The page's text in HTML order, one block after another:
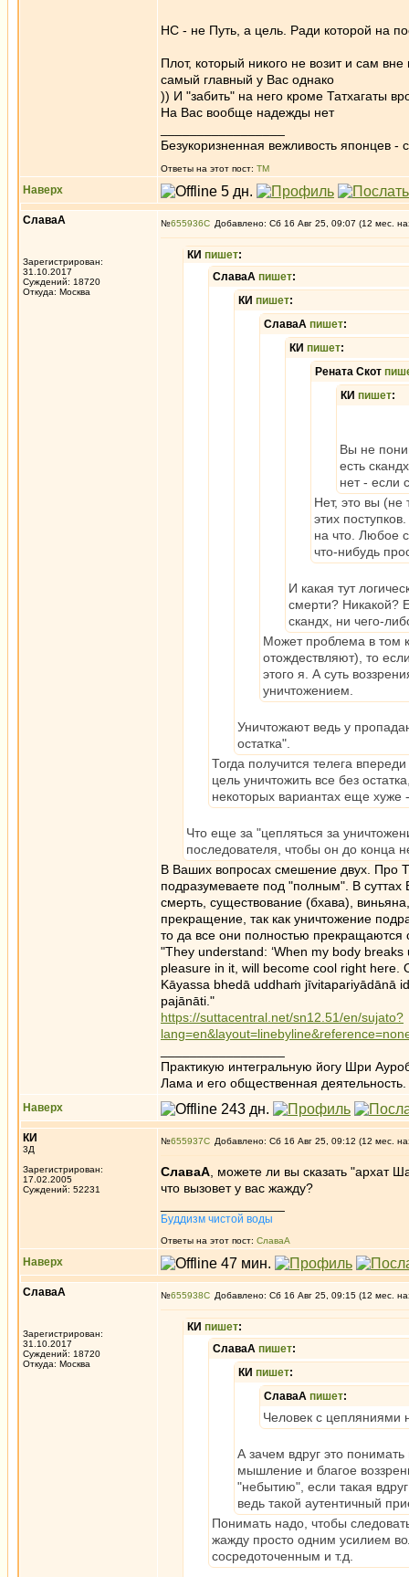
НС - не Путь, а цель. Ради которой на
Плот, который никого не возит и сам
самый главный у Вас однако
)) И "забить" на него кроме Татхагаты
На Вас вообще надежды нет
Безукоризненная вежливость японцев -
Ответы на этот пост: ТМ
Наверх
СлаваА
Зарегистрирован:
31.10.2017
Суждений: 18720
Откуда: Москва
№655936 Добавлено: Сб 16 Авг 25, 09:07 (12 мес.
КИ пишет:
СлаваА пишет:
КИ пишет:
СлаваА пишет:
КИ пишет:
Рената Скот
КИ пишет:
Вы не
есть
нет - если
Нет, это вы (не
этих
на что. Любое
что-нибудь
И какая тут
смерти? Никакой?
скандх, ни чего-
Может проблема в том
отождествляют), то
этого я. А суть
уничтожением.
Уничтожают ведь у
остатка".
Тогда получится телега
цель уничтожить все без
некоторых вариантах еще хуже
Что еще за "цепляться за
последователя, чтобы он до конца
В Ваших вопросах смешение двух. Про
подразумеваете под "полным". В суттах
смерть, существование (бхава),
прекращение, так как уничтожение
то да все они полностью прекращаются
"They understand: ‘When my body
pleasure in it, will become cool right here.
Kāyassa bhedā uddhaṁ jīvitapariyādānā
pajānāti."
https://suttacentral.net/sn12.51/en/sujato?
Практикую интегральную йогу Шри
Лама и его общественная деятельность.
Наверх
КИ
3Д
Зарегистрирован:
17.02.2005
Суждений: 52231
№655937 Добавлено: Сб 16 Авг 25, 09:12 (12 мес.
СлаваА , можете ли вы сказать "архат
что вызовет у вас жажду?
Буддизм чистой воды
Ответы на этот пост: СлаваА
Наверх
СлаваА
Зарегистрирован:
31.10.2017
Суждений: 18720
Откуда: Москва
№655938 Добавлено: Сб 16 Авг 25, 09:15 (12 мес.
КИ пишет:
СлаваА пишет:
КИ пишет:
СлаваА пишет:
Человек с цепляниями
А зачем вдруг это
мышление и благое
"небытию", если такая
ведь такой аутентичный
Понимать надо, чтобы
жажду просто одним усилием
сосредоточенным и т.д.